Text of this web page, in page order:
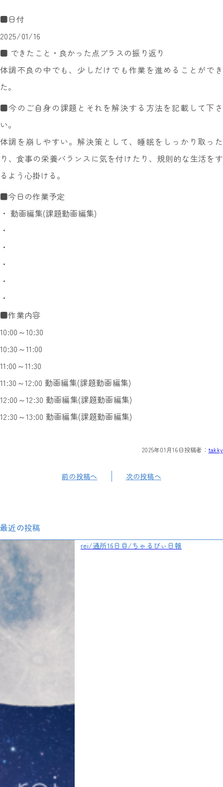
■日付
2025/01/16
■ できたこと・良かった点プラスの振り返り
体調不良の中でも、少しだけでも作業を進めることができ
た。
■今のご自身の課題とそれを解決する方法を記載して下さ
い。
体調を崩しやすい。解決策として、睡眠をしっかり取った
り、食事の栄養バランスに気を付けたり、規則的な生活をす
るよう心掛ける。
■今日の作業予定
・ 動画編集(課題動画編集)
・
・
・
・
・
■作業内容
10:00～10:30
10:30～11:00
11:00～11:30
11:30～12:00 動画編集(課題動画編集)
12:00～12:30 動画編集(課題動画編集)
12:30～13:00 動画編集(課題動画編集)
2025年01月16日投稿者： takky
前の投稿へ 次の投稿へ
最近の投稿
rei/通所16日目/ちゃるびぃ日報